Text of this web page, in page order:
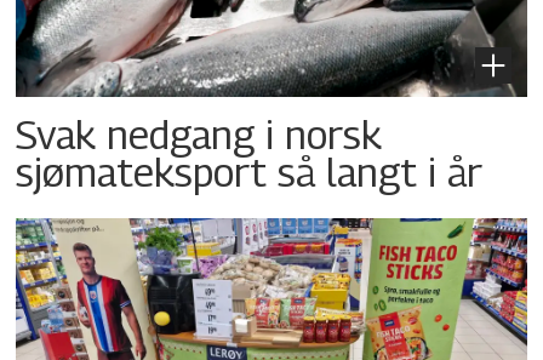
Svak nedgang i norsk
sjømateksport så langt i år